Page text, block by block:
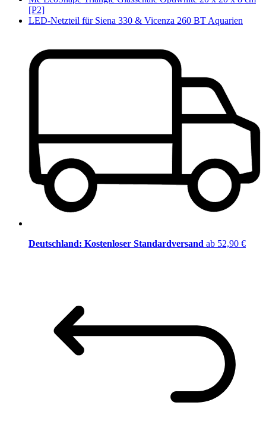
[P2]
LED-Netzteil für Siena 330 & Vicenza 260 BT Aquarien
Deutschland: Kostenloser Standardversand ab 52,90 €